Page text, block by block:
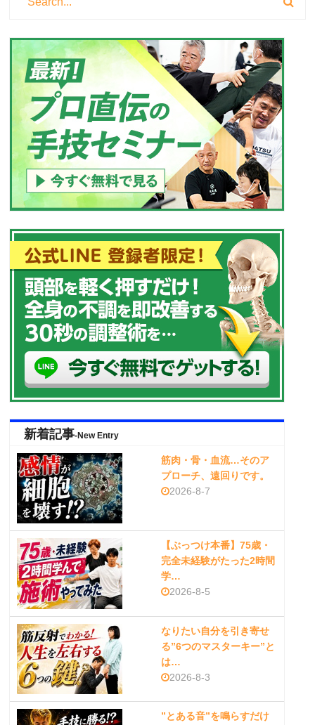
新着記事-New Entry
筋肉・骨・血流…そのア
プローチ、遠回りです。
2026-8-7
【ぶっつけ本番】75歳・
完全未経験がたった2時間
学…
2026-8-5
なりたい自分を引き寄せ
る”6つのマスターキー”と
は…
2026-8-3
”とある音”を鳴らすだけ